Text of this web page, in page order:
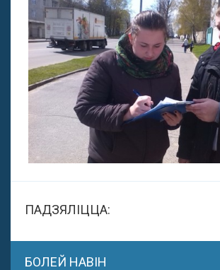
ПАДЗЯЛІЦЦА:
БОЛЕЙ НАВІН